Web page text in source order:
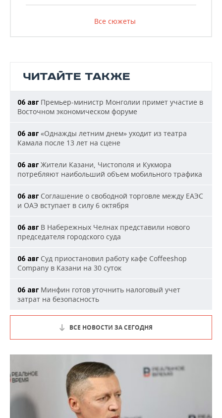
Все сюжеты
ЧИТАЙТЕ ТАКЖЕ
06 авг Премьер-министр Монголии примет участие в
Восточном экономическом форуме
06 авг «Однажды летним днем» уходит из театра
Камала после 13 лет на сцене
06 авг Жители Казани, Чистополя и Кукмора
потребляют наибольший объем мобильного трафика
06 авг Соглашение о свободной торговле между ЕАЭС
и ОАЭ вступает в силу 6 октября
06 авг В Набережных Челнах представили нового
председателя городского суда
06 авг Суд приостановил работу кафе Coffeeshop
Company в Казани на 30 суток
06 авг Минфин готов уточнить налоговый учет
затрат на безопасность
ВСЕ НОВОСТИ ЗА СЕГОДНЯ